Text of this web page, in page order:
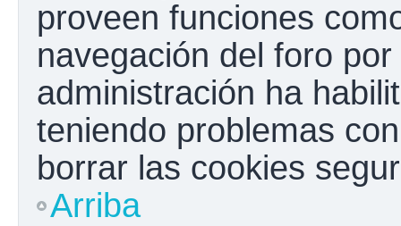
proveen funciones
navegación del foro
administración ha
teniendo problemas
borrar las cookies
Arriba